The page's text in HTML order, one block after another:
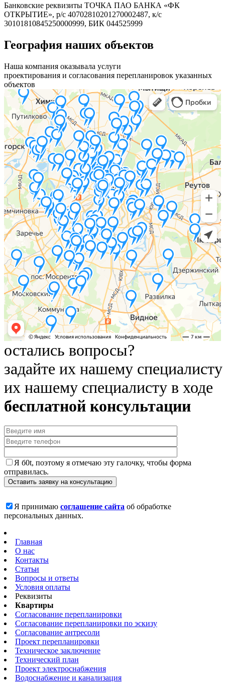
Банковские реквизиты ТОЧКА ПАО БАНКА «ФК
ОТКРЫТИЕ», р/с 40702810201270002487, к/с
30101810845250000999, БИК 044525999
География наших объектов
Наша компания оказывала услуги
проектирования и согласования перепланировок указанных
объектов
остались вопросы?
задайте их нашему
их нашему специалисту в ходе
бесплатной консультации
Я б0t, поэтому я отмечаю эту галочку, чтобы форма
отправилась.
Я принимаю соглашение сайта об обработке
персональных данных.
Главная
О нас
Контакты
Статьи
Вопросы и ответы
Условия оплаты
Реквизиты
Квартиры
Согласование перепланировки
Согласование перепланировки по эскизу
Согласование антресоли
Проект перепланировки
Техническое заключение
Технический план
Проект электроснабжения
Водоснабжение и канализация